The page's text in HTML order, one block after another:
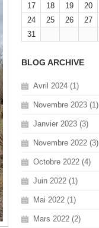
17
18 19 20
24
25 26 27
31
BLOG ARCHIVE
Avril 2024 (1)
Novembre 2023 (1)
Janvier 2023 (3)
Novembre 2022 (3)
Octobre 2022 (4)
Juin 2022 (1)
Mai 2022 (1)
Mars 2022 (2)